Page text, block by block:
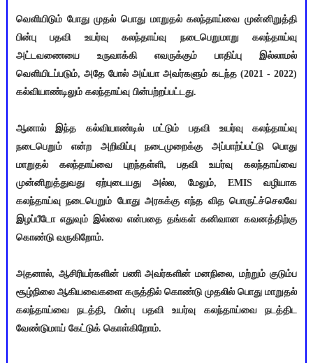
வெளியிடும் போது முதல் பொது மாறுதல் கலந்தாய்வை முன்னிறுத்தி
பின்பு பதவி உயர்வு கலந்தாய்வு நடைபெறுமாறு கலந்தாய்வு
அட்டவணையை உருவாக்கி எவருக்கும் பாதிப்பு இல்லாமல்
வெளியிடப்படும், அதே போல் அய்யா அவர்களும் கடந்த (2021 - 2022)
கல்வியாண்டிலும் கலந்தாய்வு பின்பற்றப்பட்டது.
ஆனால் இந்த கல்வியாண்டில் மட்டும் பதவி உயர்வு கலந்தாய்வு
நடைபெறும் என்ற அறிவிப்பு நடைமுறைக்கு அப்பாற்ப்பட்டு பொது
மாறுதல் கலந்தாய்வை புறந்தள்ளி, பதவி உயர்வு கலந்தாய்வை
முன்னிறுத்துவது ஏற்புடையது அல்ல, மேலும், EMIS வழியாக
கலந்தாய்வு நடைபெறும் போது அரசுக்கு எந்த வித பொருட்ச்செலவே
இழப்பீடோ எதுவும் இல்லை என்பதை தங்கள் கனிவான கவனத்திற்கு
கொண்டு வருகிறோம்.
அதனால், ஆசிரியர்களின் பணி அவர்களின் மனநிலை, மற்றும் குடும்ப
சூழ்நிலை ஆகியவைகளை கருத்தில் கொண்டு முதலில் பொது மாறுதல்
கலந்தாய்வை நடத்தி, பின்பு பதவி உயர்வு கலந்தாய்வை நடத்திட
வேண்டுமாய் கேட்டுக் கொள்கிறோம்.